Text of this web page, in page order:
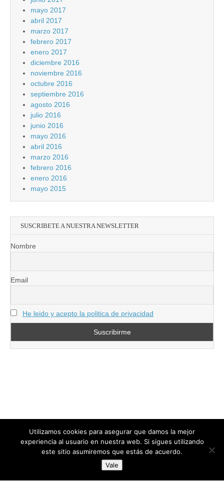
mayo 2017
abril 2017
marzo 2017
febrero 2017
enero 2017
diciembre 2016
noviembre 2016
octubre 2016
septiembre 2016
agosto 2016
julio 2016
junio 2016
mayo 2016
abril 2016
marzo 2016
febrero 2016
enero 2016
mayo 2015
SUSCRIBETE A NUESTRA NEWSLETTER
Nombre
Email
He leido y acepto la politica de privacidad
directoresdeseguridad.es
Diseñado por Centro Andaluz de Estudios y Entrenamiento
Utilizamos cookies para asegurar que damos la mejor
experiencia al usuario en nuestra web. Si sigues utilizando
este sitio asumiremos que estás de acuerdo.
Vale